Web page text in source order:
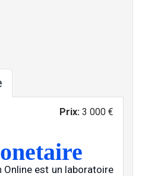
Prix: 3 000 €
Online est un laboratoire